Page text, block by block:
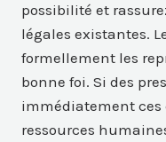
possibilité et
légales existantes.
formellement les
bonne foi. Si des
immédiatement ces
ressources